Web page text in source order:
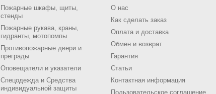
Пожарные шкафы, щиты,
стенды
Пожарные рукава, краны,
гидранты, мотопомпы
Противопожарные двери и
преграды
Оповещатели и указатели
Спецодежда и Средства
индивидуальной защиты
О нас
Как сделать заказ
Оплата и доставка
Обмен и возврат
Гарантия
Статьи
Контактная информация
Пользовательское соглашение